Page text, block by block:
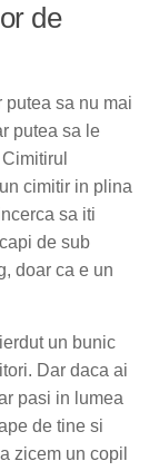
de
putea sa nu mai
putea sa le
cimitir in plina
sa iti
de sub
doar ca e un
un bunic
Dar daca ai
pasi in lumea
de tine si
zicem un copil